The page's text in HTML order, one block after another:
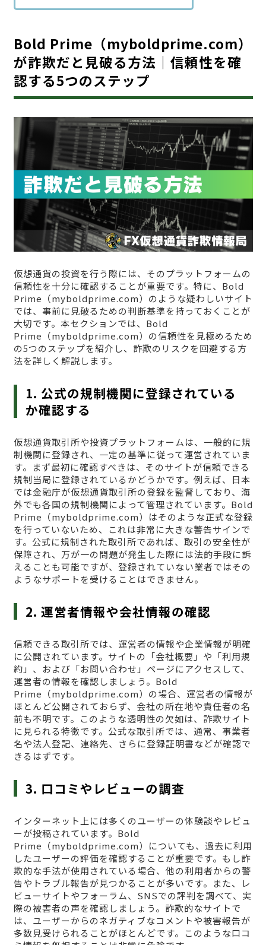
Bold Prime（myboldprime.com）
が詐欺だと見破る方法｜信頼性を確
認する5つのステップ
仮想通貨の投資を行う際には、そのプラットフォームの
信頼性を十分に確認することが重要です。特に、Bold
Prime（myboldprime.com）のような疑わしいサイト
では、事前に見破るための判断基準を持っておくことが
大切です。本セクションでは、Bold
Prime（myboldprime.com）の信頼性を見極めるため
の5つのステップを紹介し、詐欺のリスクを回避する方
法を詳しく解説します。
1. 公式の規制機関に登録されている
か確認する
仮想通貨取引所や投資プラットフォームは、一般的に規
制機関に登録され、一定の基準に従って運営されていま
す。まず最初に確認すべきは、そのサイトが信頼できる
規制当局に登録されているかどうかです。例えば、日本
では金融庁が仮想通貨取引所の登録を監督しており、海
外でも各国の規制機関によって管理されています。Bold
Prime（myboldprime.com）はそのような正式な登録
を行っていないため、これは非常に大きな警告サインで
す。公式に規制された取引所であれば、取引の安全性が
保障され、万が一の問題が発生した際には法的手段に訴
えることも可能ですが、登録されていない業者ではその
ようなサポートを受けることはできません。
2. 運営者情報や会社情報の確認
信頼できる取引所では、運営者の情報や企業情報が明確
に公開されています。サイトの「会社概要」や「利用規
約」、および「お問い合わせ」ページにアクセスして、
運営者の情報を確認しましょう。Bold
Prime（myboldprime.com）の場合、運営者の情報が
ほとんど公開されておらず、会社の所在地や責任者の名
前も不明です。このような透明性の欠如は、詐欺サイト
に見られる特徴です。公式な取引所では、通常、事業者
名や法人登記、連絡先、さらに登録証明書などが確認で
きるはずです。
3. 口コミやレビューの調査
インターネット上には多くのユーザーの体験談やレビュ
ーが投稿されています。Bold
Prime（myboldprime.com）についても、過去に利用
したユーザーの評価を確認することが重要です。もし詐
欺的な手法が使用されている場合、他の利用者からの警
告やトラブル報告が見つかることが多いです。また、レ
ビューサイトやフォーラム、SNSでの評判を調べて、実
際の被害者の声を確認しましょう。詐欺的なサイトで
は、ユーザーからのネガティブなコメントや被害報告が
多数見受けられることがほとんどです。このような口コ